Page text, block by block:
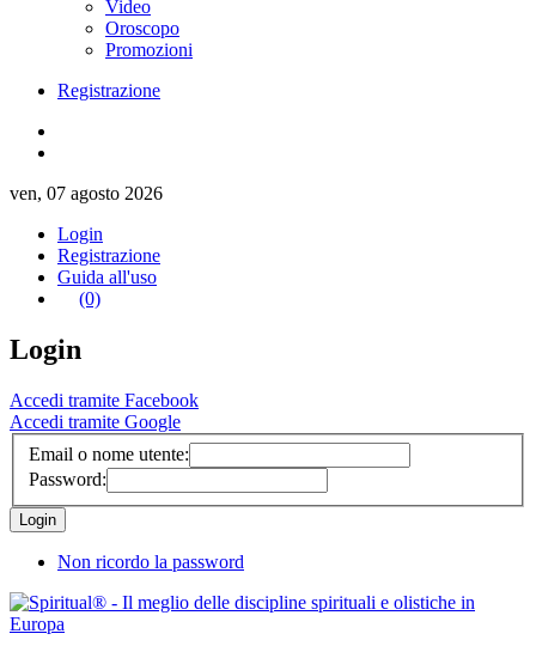
Video
Oroscopo
Promozioni
Registrazione
ven, 07 agosto 2026
Login
Registrazione
Guida all'uso
(0)
Login
Accedi tramite Facebook
Accedi tramite Google
Email o nome utente:
Password:
Non ricordo la password